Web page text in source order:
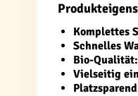
Komplettes
Schnelles
Bio-Qualität:
Vielseitig